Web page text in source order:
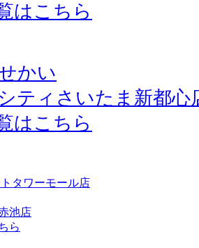
はこちら
かい
ティさいたま新都心
はこちら
タワーモール店
池店
ら